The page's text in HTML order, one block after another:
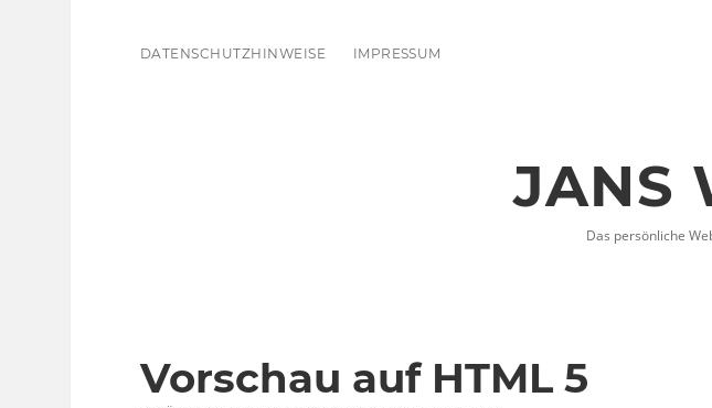
DATENSCHUTZHINWEISE IMPRESSUM
JANS
Das persönliche
Vorschau auf HTML 5